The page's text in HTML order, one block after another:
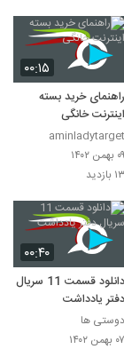
۰۰:۱۵
راهنمای خرید بسته
اینترنت خانگی
aminladytarget
۰۹ بهمن ۱۴۰۲
۱۳ بازدید
۰۰:۴۰
دانلود قسمت 11 سریال
دفتر یادداشت
دوستی ها
۰۷ بهمن ۱۴۰۲